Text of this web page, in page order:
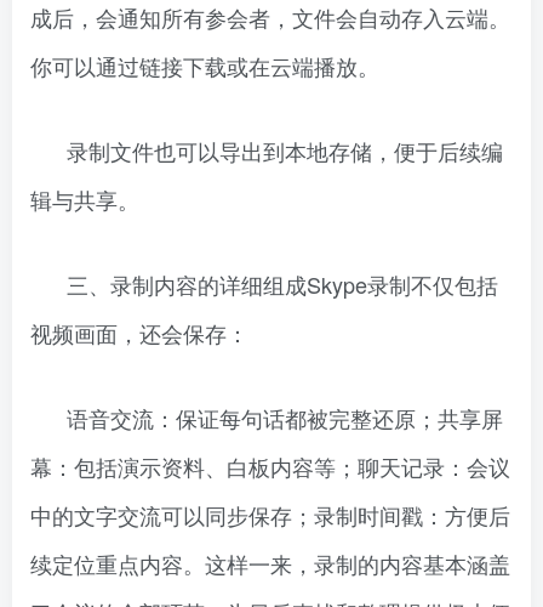
成后，会通知所有参会者，文件会自动存入云端。
你可以通过链接下载或在云端播放。
录制文件也可以导出到本地存储，便于后续编
辑与共享。
三、录制内容的详细组成Skype录制不仅包括
视频画面，还会保存：
语音交流：保证每句话都被完整还原；共享屏
幕：包括演示资料、白板内容等；聊天记录：会议
中的文字交流可以同步保存；录制时间戳：方便后
续定位重点内容。这样一来，录制的内容基本涵盖